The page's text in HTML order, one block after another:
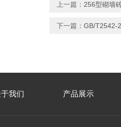
上一篇： 256型砌墙
下一篇： GB/T2542-
我们 产品展示